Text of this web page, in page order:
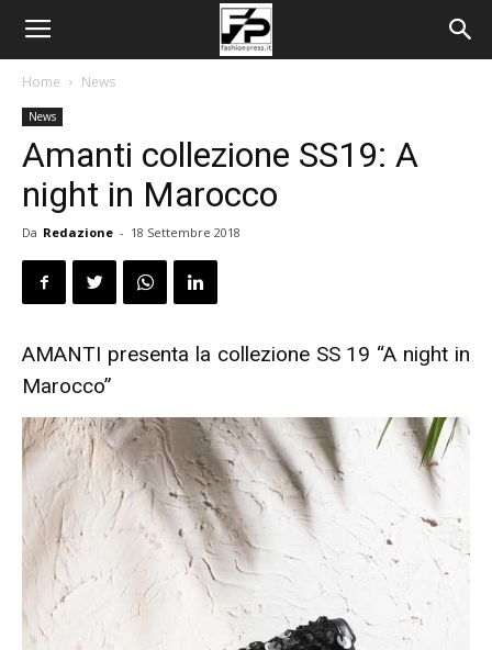
Home News
News
Amanti collezione SS19: A
night in Marocco
Da Redazione - 18 Settembre 2018
AMANTI presenta la collezione SS 19 “A night in
Marocco”